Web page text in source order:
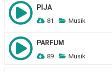
PIJA
81 Musik
PARFUM
89 Musik